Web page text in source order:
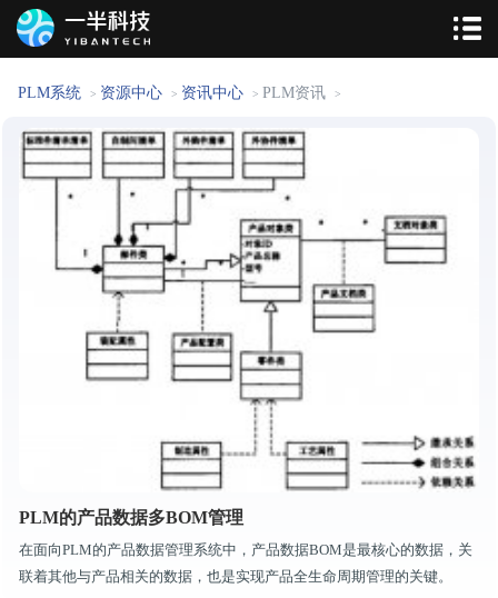
PLM系统 > 资源中心 > 资讯中心 > PLM资讯 >
PLM的产品数据多BOM管理
在面向PLM的产品数据管理系统中，产品数据BOM是最核心的数据，关
联着其他与产品相关的数据，也是实现产品全生命周期管理的关键。